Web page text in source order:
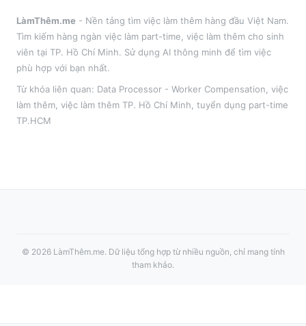
LàmThêm.me - Nền tảng tìm việc làm thêm hàng đầu Việt Nam.
Tìm kiếm hàng ngàn việc làm part-time, việc làm thêm cho sinh
viên tại TP. Hồ Chí Minh. Sử dụng AI thông minh để tìm việc
phù hợp với bạn nhất.
Từ khóa liên quan: Data Processor - Worker Compensation việc
làm thêm , việc làm thêm TP. Hồ Chí Minh , tuyển dụng part-time
TP.HCM
© 2026 LàmThêm.me. Dữ liệu tổng hợp từ nhiều nguồn, chỉ mang tính
tham khảo.